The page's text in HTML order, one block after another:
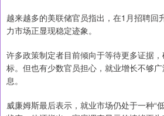
越来越多的美联储官员指出，在1月招聘回
力市场正显现稳定迹象。
许多政策制定者目前倾向于等待更多证据
标。但也有少数官员担心，就业增长不够
息。
威廉姆斯最后表示，就业市场仍处于一种“